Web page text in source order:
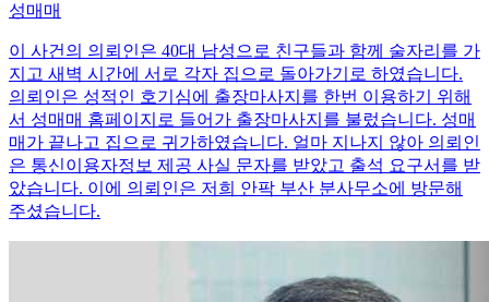
성매매
이 사건의 의뢰인은 40대 남성으로 친구들과 함께 술자리를 가
지고 새벽 시간에 서로 각자 집으로 돌아가기로 하였습니다.
의뢰인은 성적인 호기심에 출장마사지를 한번 이용하기 위해
서 성매매 홈페이지로 들어가 출장마사지를 불렀습니다. 성매
매가 끝나고 집으로 귀가하였습니다. 얼마 지나지 않아 의뢰인
은 통신이용자정보 제공 사실 문자를 받았고 출석 요구서를 받
았습니다. 이에 의뢰인은 저희 안팍 부산 분사무소에 방문해
주셨습니다.